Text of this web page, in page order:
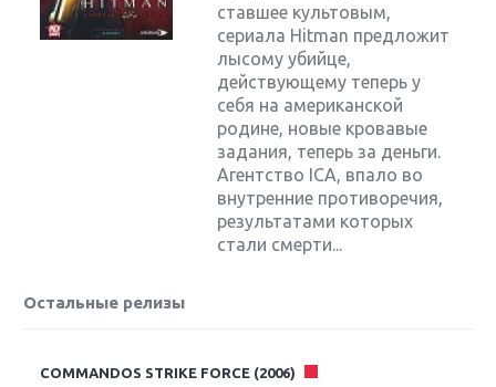
ставшее культовым,
сериала Hitman предложит
лысому убийце,
действующему теперь у
себя на американской
родине, новые кровавые
задания, теперь за деньги.
Агентство ICA, впало во
внутренние противоречия,
результатами которых
стали смерти...
Остальные релизы
COMMANDOS STRIKE FORCE (2006)